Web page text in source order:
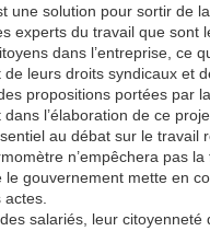
une solution pour sortir de
experts du travail que sont
dans l’entreprise, ce
leurs droits syndicaux et
propositions portées par
l’élaboration de ce
au débat sur le travail
n’empêchera pas
le gouvernement mette en
salariés, leur citoyenneté